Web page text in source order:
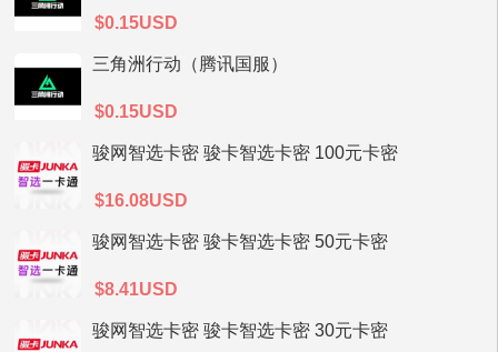
$0.15USD
三角洲行动（腾讯国服）
$0.15USD
骏网智选卡密 骏卡智选卡密 100元卡密
$16.08USD
骏网智选卡密 骏卡智选卡密 50元卡密
$8.41USD
骏网智选卡密 骏卡智选卡密 30元卡密